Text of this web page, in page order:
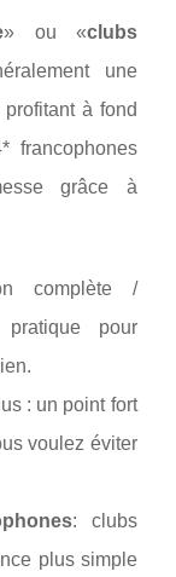
» ou «clubs
une
profitant à fond
francophones
grâce à
complète /
pour
: un point fort
voulez éviter
: clubs
plus simple